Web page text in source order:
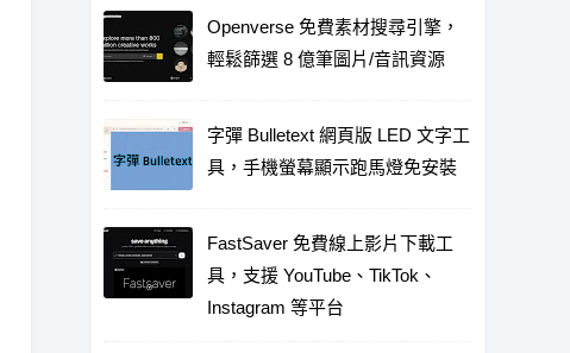
Openverse 免費素材搜尋引擎，
輕鬆篩選 8 億筆圖片/音訊資源
字彈 Bulletext 網頁版 LED 文字工
具，手機螢幕顯示跑馬燈免安裝
FastSaver 免費線上影片下載工
具，支援 YouTube、TikTok、
Instagram 等平台